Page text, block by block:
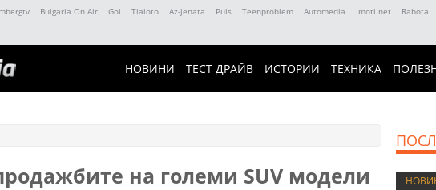
Bulgaria On Air Gol Tialoto Az-jenata Puls Teenproblem Automedia Imoti.net Rabota
НОВИНИ ТЕСТ ДРАЙВ ИСТОРИИ ТЕХНИКА
на големи SUV модели